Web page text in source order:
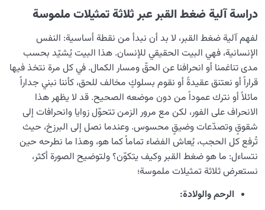
دراسة آلية ضغط القبر عبر ثلاثة تمثيلات ملموسة
لفهم آلية ضغط القبر، لا بد أن نبدأ من نقطة أساسية: النفس
الإنسانية، فهي البيت الحقيقي للإنسان. هذا البيت يُشيّد بحسب
مدى تناغمنا أو انحرافنا عن الحقّ ومسار الكمال. في كل مرة نتخذ فيها
قراراً أو نعتنق عقيدةً أو نقوم بسلوكٍ مخالف للحق، كأننا نبني جداراً
مائلاً أو نترك عموداً من دون موضعه الصحيح. قد لا يظهر هذا
الانحراف على الفور، لكن مع مرور الزمن تتحوّل زوايا وانحرافات إلى
شقوقٍ وتصدّعات وضيقٍ محسوس. وعندما نصل إلى البرزخ، حيث
تُرفع كل الحجب، يُعاش الفضاء تماماً كما هو، وهذا ما نطرحه حين
نتساءل: ما هو ضغط القبر وكيف يتكوّن؟ ولتوضيح الصورة أكثر،
نستعرض ثلاثة تمثيلات ملموسة؛
الرحم والولادة: